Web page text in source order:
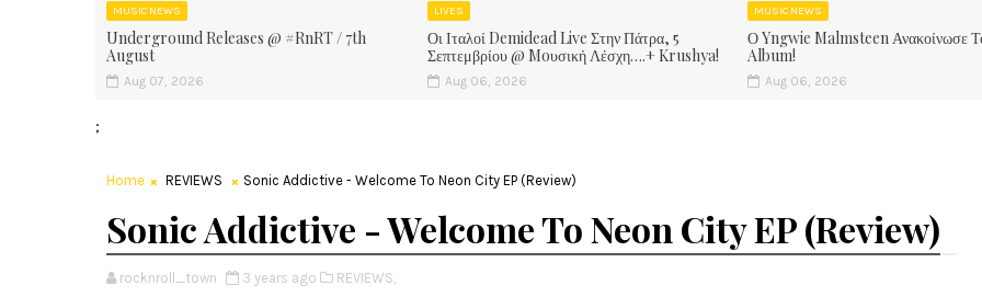
MUSIC NEWS
Underground Releases @ #RnRT / 7th
August
Aug 07, 2026
LIVES
Οι Ιταλοί Demidead Live Στην Πάτρα, 5
Σεπτεμβρίου @ Moυσική Λέσχη….+ Krushya!
Aug 06, 2026
MUSIC NEWS
Ο Yngwie Malmsteen Ανακοίνωσε
Album!
Aug 06, 2026
;
Home REVIEWS Sonic Addictive - Welcome To Neon City EP (Review)
Sonic Addictive - Welcome To Neon City EP (Review)
rocknroll_town 3 years ago REVIEWS,